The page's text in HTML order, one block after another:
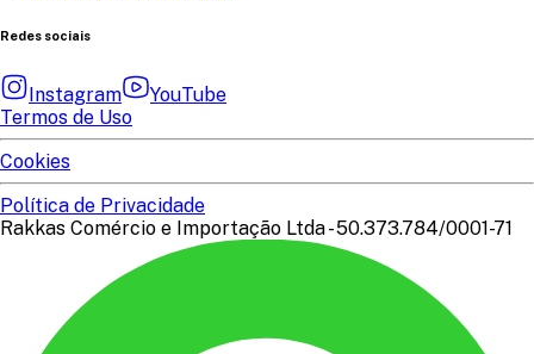
Redes sociais
Instagram
YouTube
Termos de Uso
Cookies
Política de Privacidade
Rakkas Comércio e Importação Ltda - 50.373.784/0001-71